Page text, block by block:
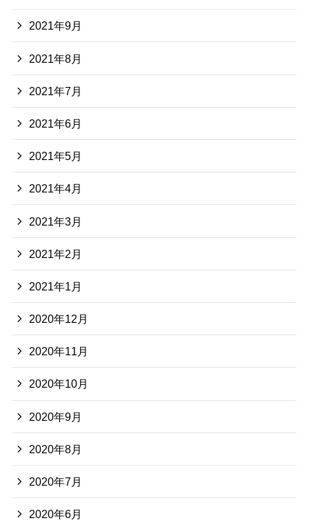
2021年9月
2021年8月
2021年7月
2021年6月
2021年5月
2021年4月
2021年3月
2021年2月
2021年1月
2020年12月
2020年11月
2020年10月
2020年9月
2020年8月
2020年7月
2020年6月